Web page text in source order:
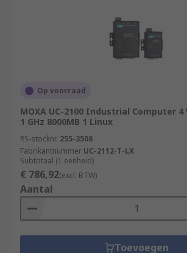
Op voorraad
MOXA UC-2100 Industrial Computer 4
1 GHz 8000MB 1 Linux
RS-stocknr. 255-3508
Fabrikantnummer UC-2112-T-LX
Subtotaal (1 eenheid)
€ 786,92(excl. BTW)
Aantal
Toevoegen